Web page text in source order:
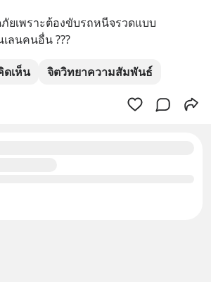
ยเพราะต้องขับรถหนีจรวดแบบ
ลนคนอื่น ???
เห็น จิตวิทยาความสัมพันธ์